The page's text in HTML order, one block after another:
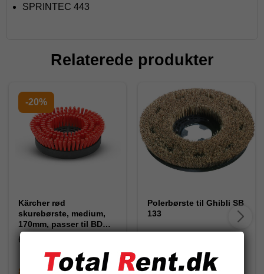
SPRINTEC 443
Relaterede produkter
-20%
Kärcher rød
skurebørste, medium,
170mm, passer til BD
17/5 C
6.994-112.0
870,00 DKK
Polerbørste til Ghibli SB
133
860,00 DKK